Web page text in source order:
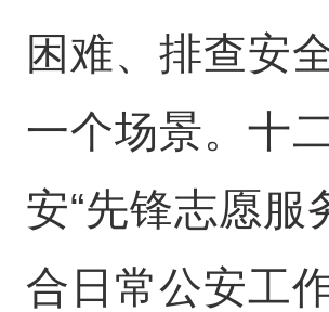
困难、排查安
一个场景。十
安“先锋志愿服
合日常公安工